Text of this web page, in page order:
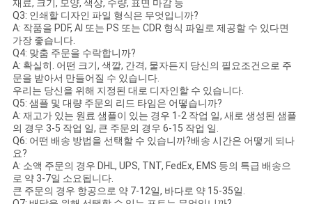
재료, 크기, 모양, 색상, 수량, 표면 마감 등
Q3: 인쇄할 디자인 파일 형식은 무엇입니까?
A: 작품을 PDF, AI 또는 PS 또는 CDR 형식 파일로 제공할 수 있다면
가장 좋습니다.
Q4: 맞춤 주문을 수락합니까?
A: 확실히. 어떤 크기, 색깔, 간격, 물자든지 당신의 필요조건으로 주
문을 받아서 만들어질 수 있습니다.
우리는 당신을 위해 지정된 대로 디자인할 수 있습니다.
Q5: 샘플 및 대량 주문의 리드 타임은 어떻습니까?
A: 재고가 있는 원료 샘플이 있는 경우 1-2 작업 일, 새로 생성된 샘플
의 경우 3-5 작업 일, 큰 주문의 경우 6-15 작업 일.
Q6: 어떤 배송 방법을 선택할 수 있습니까?배송 시간은 어떻게 되나
요?
A: 소액 주문의 경우 DHL, UPS, TNT, FedEx, EMS 등의 특급 배송으
로 약 3-7일 소요됩니다.
큰 주문의 경우 항공으로 약 7-12일, 바다로 약 15-35일.